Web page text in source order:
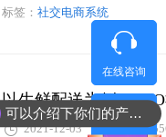
玩法是怎么植入到社交电商
标签： 社交电商系统
以生鲜配送为例，
2021-12-03
在线咨询
可以介绍下你们的产品么？